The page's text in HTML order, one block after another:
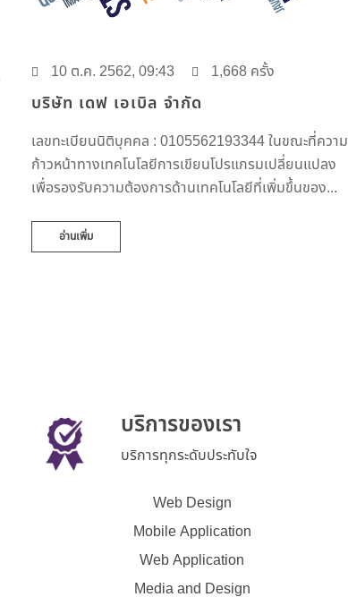
10 ต.ค. 2562, 09:43 1,668 ครั้ง
บริษัท เดฟ เอเบิล จำกัด
เลขทะเบียนนิติบุคคล : 0105562193344 ในขณะที่ความ
ก้าวหน้าทางเทคโนโลยีการเขียนโปรแกรมเปลี่ยนแปลง
เพื่อรองรับความต้องการด้านเทคโนโลยีที่เพิ่มขึ้นของ...
อ่านเพิ่ม
บริการของเรา
บริการทุกระดับประทับใจ
Web Design
Mobile Application
Web Application
Media and Design